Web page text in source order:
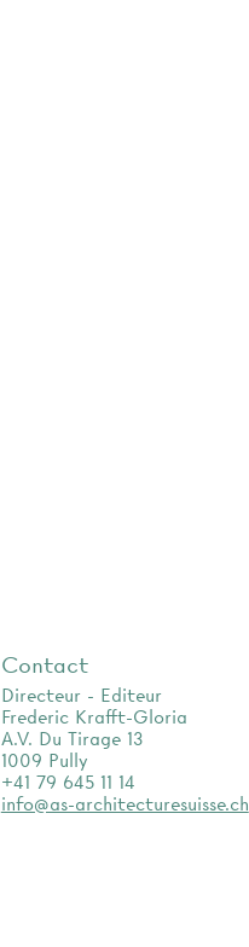
Contact
Directeur - Editeur
Frederic Krafft-Gloria
A.V. Du Tirage 13
1009 Pully
+41 79 645 11 14
info@as-architecturesuisse.ch